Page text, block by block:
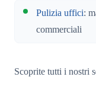
Pulizia uffici:
commerciali
Scoprite tutti i nostri